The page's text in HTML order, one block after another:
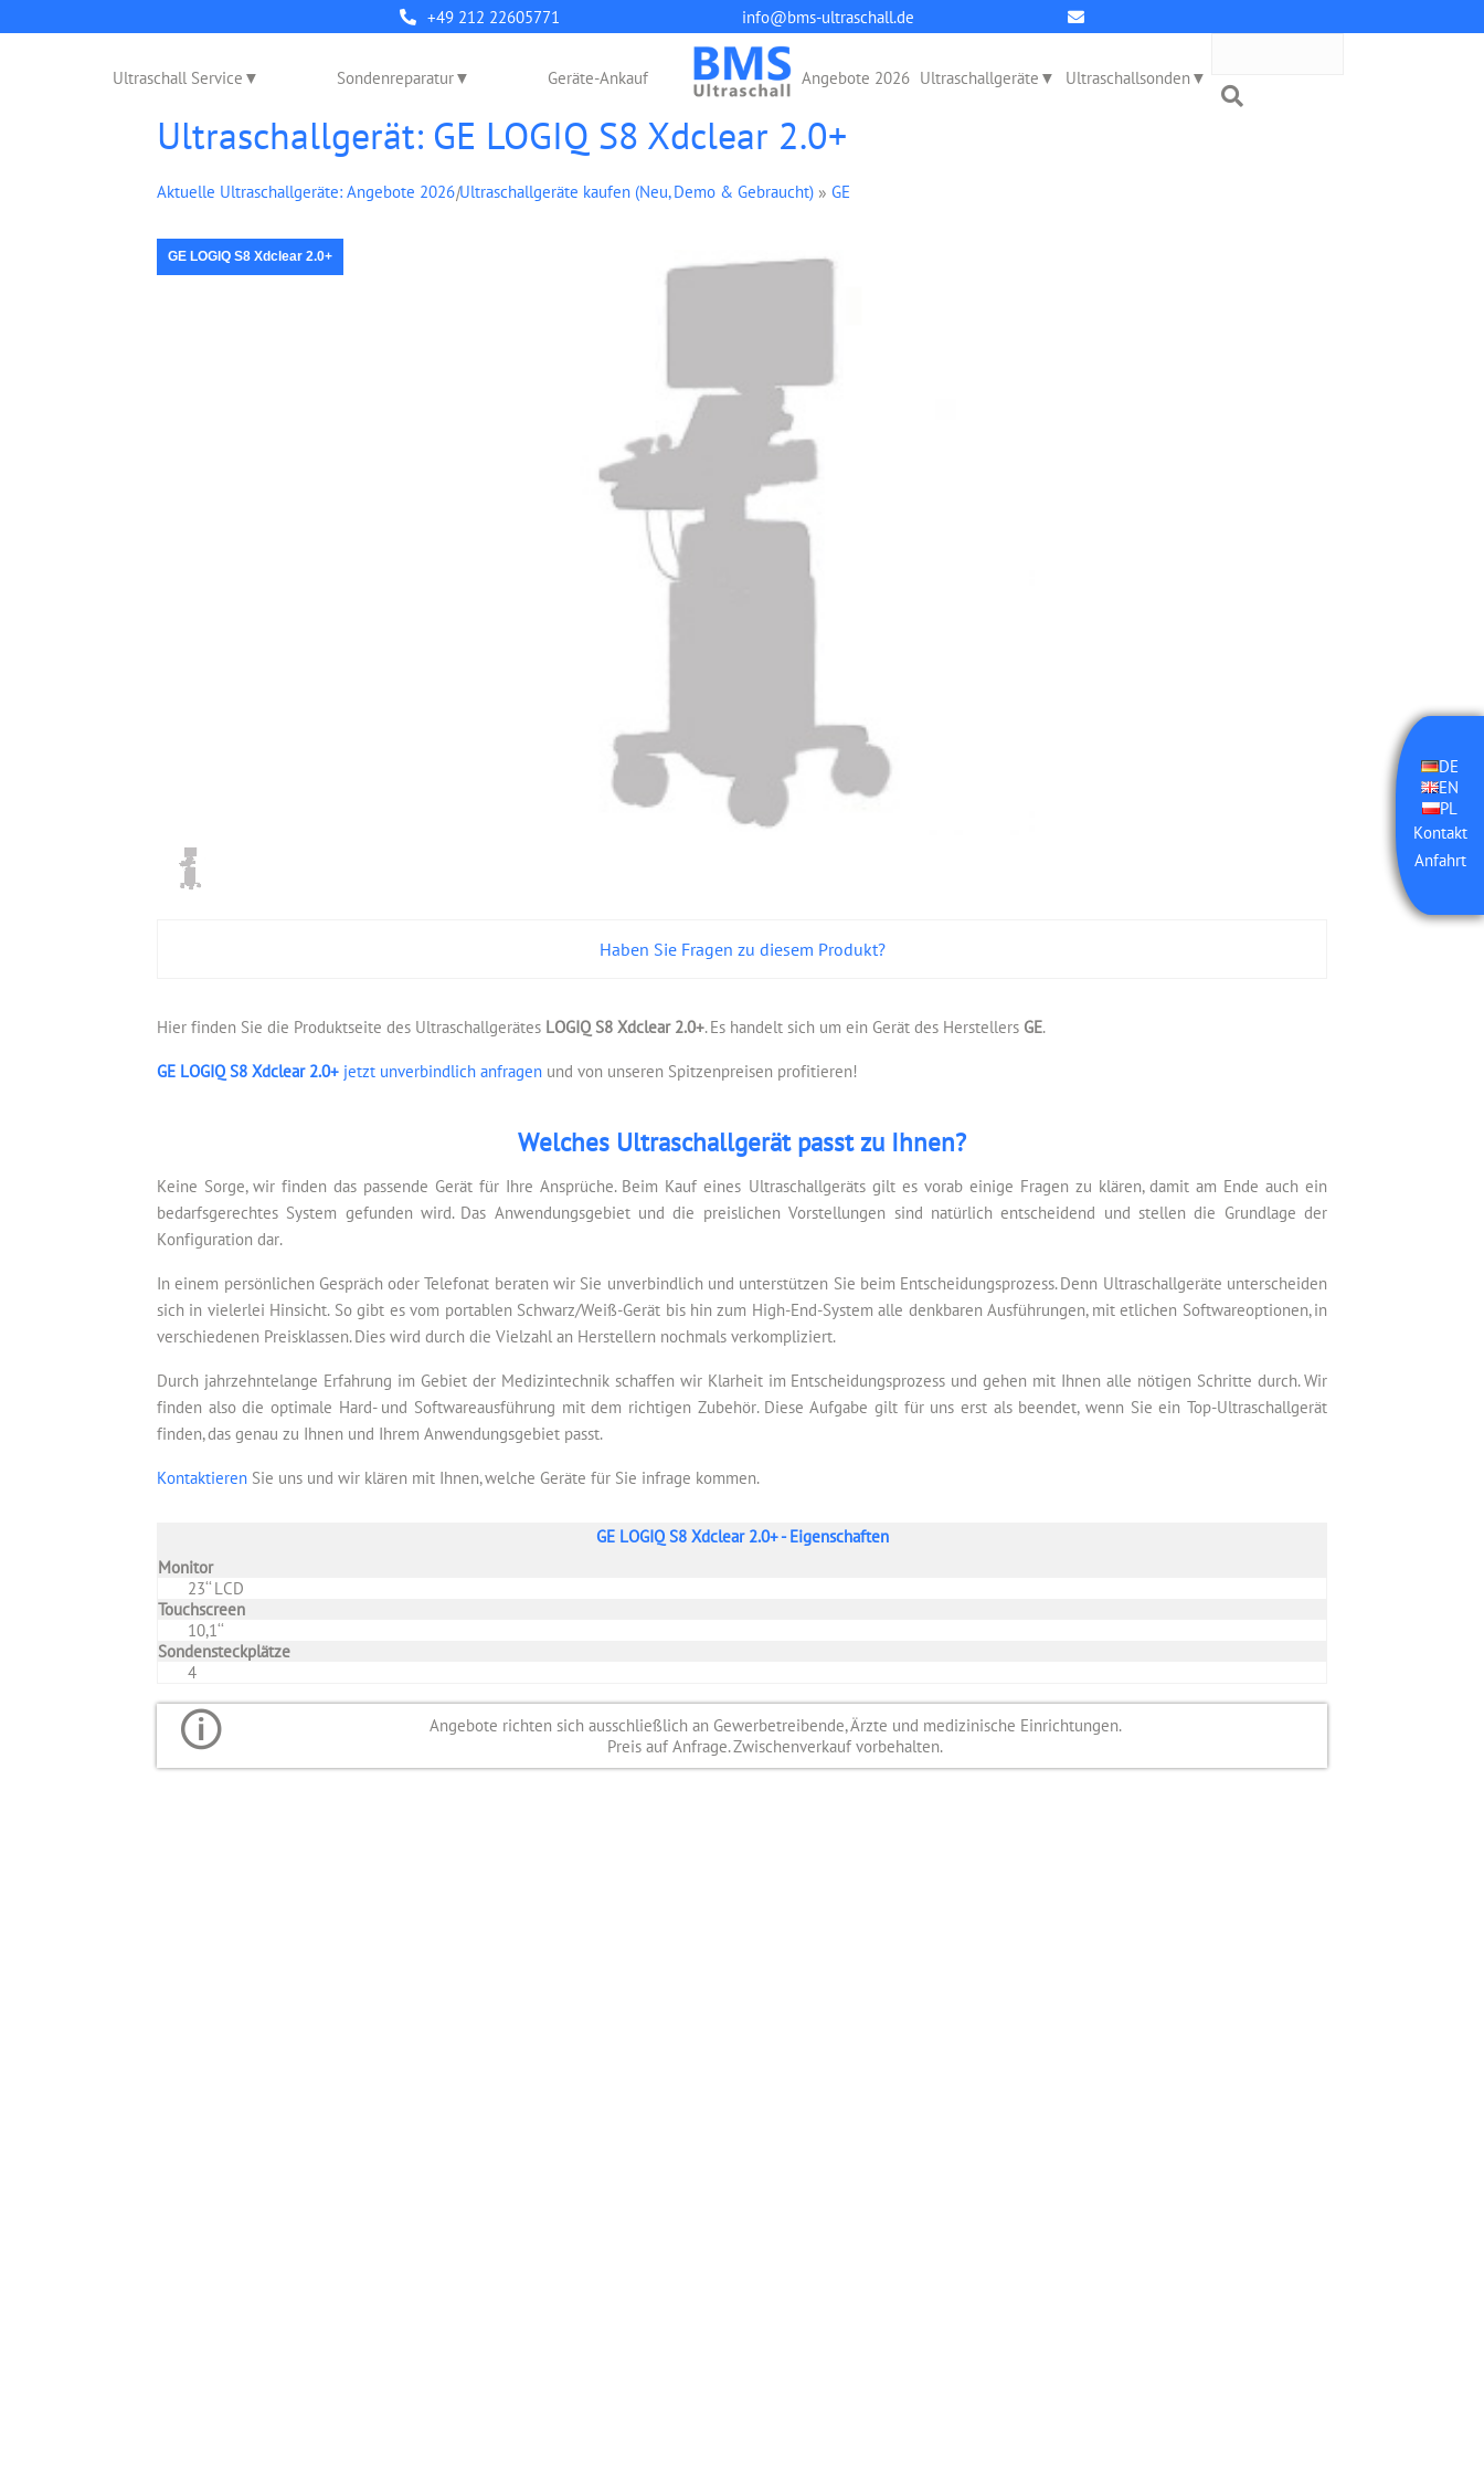
+49 212 22605771 info@bms-ultraschall.de
DE
EN
PL
Kontakt
Anfahrt
Ultraschall Service Sondenreparatur Geräte-Ankauf Angebote 2026 Ultraschallgeräte Ultraschallsonden
Ultraschallgerät: GE LOGIQ S8 Xdclear 2.0+
Aktuelle Ultraschallgeräte: Angebote 2026|Ultraschallgeräte kaufen (Neu, Demo & Gebraucht) » GE
GE LOGIQ S8 Xdclear 2.0+
Haben Sie Fragen zu diesem Produkt?
Hier finden Sie die Produktseite des Ultraschallgerätes LOGIQ S8 Xdclear 2.0+. Es handelt sich um ein Gerät des Herstellers GE.
GE LOGIQ S8 Xdclear 2.0+ jetzt unverbindlich anfragen und von unseren Spitzenpreisen profitieren!
Welches Ultraschallgerät passt zu Ihnen?
Keine Sorge, wir finden das passende Gerät für Ihre Ansprüche. Beim Kauf eines Ultraschallgeräts gilt es vorab einige Fragen zu klären, damit am Ende auch ein
bedarfsgerechtes System gefunden wird. Das Anwendungsgebiet und die preislichen Vorstellungen sind natürlich entscheidend und stellen die Grundlage der
Konfiguration dar.
In einem persönlichen Gespräch oder Telefonat beraten wir Sie unverbindlich und unterstützen Sie beim Entscheidungsprozess. Denn Ultraschallgeräte unterscheiden
sich in vielerlei Hinsicht. So gibt es vom portablen Schwarz/Weiß-Gerät bis hin zum High-End-System alle denkbaren Ausführungen, mit etlichen Softwareoptionen, in
verschiedenen Preisklassen. Dies wird durch die Vielzahl an Herstellern nochmals verkompliziert.
Durch jahrzehntelange Erfahrung im Gebiet der Medizintechnik schaffen wir Klarheit im Entscheidungsprozess und gehen mit Ihnen alle nötigen Schritte durch. Wir
finden also die optimale Hard- und Softwareausführung mit dem richtigen Zubehör. Diese Aufgabe gilt für uns erst als beendet, wenn Sie ein Top-Ultraschallgerät
finden, das genau zu Ihnen und Ihrem Anwendungsgebiet passt.
Kontaktieren Sie uns und wir klären mit Ihnen, welche Geräte für Sie infrage kommen.
GE LOGIQ S8 Xdclear 2.0+ - Eigenschaften
Monitor
23‘‘ LCD
Touchscreen
10,1‘‘
Sondensteckplätze
4
Angebote richten sich ausschließlich an Gewerbetreibende, Ärzte und medizinische Einrichtungen.
Preis auf Anfrage. Zwischenverkauf vorbehalten.